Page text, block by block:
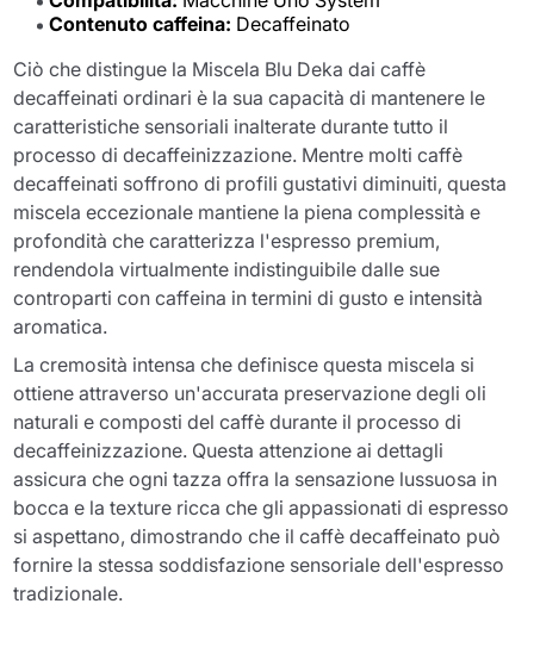
Contenuto caffeina: Decaffeinato
Ciò che distingue la Miscela Blu Deka dai caffè
decaffeinati ordinari è la sua capacità di mantenere le
caratteristiche sensoriali inalterate durante tutto il
processo di decaffeinizzazione. Mentre molti caffè
decaffeinati soffrono di profili gustativi diminuiti, questa
miscela eccezionale mantiene la piena complessità e
profondità che caratterizza l'espresso premium,
rendendola virtualmente indistinguibile dalle sue
controparti con caffeina in termini di gusto e intensità
aromatica.
La cremosità intensa che definisce questa miscela si
ottiene attraverso un'accurata preservazione degli oli
naturali e composti del caffè durante il processo di
decaffeinizzazione. Questa attenzione ai dettagli
assicura che ogni tazza offra la sensazione lussuosa in
bocca e la texture ricca che gli appassionati di espresso
si aspettano, dimostrando che il caffè decaffeinato può
fornire la stessa soddisfazione sensoriale dell'espresso
tradizionale.